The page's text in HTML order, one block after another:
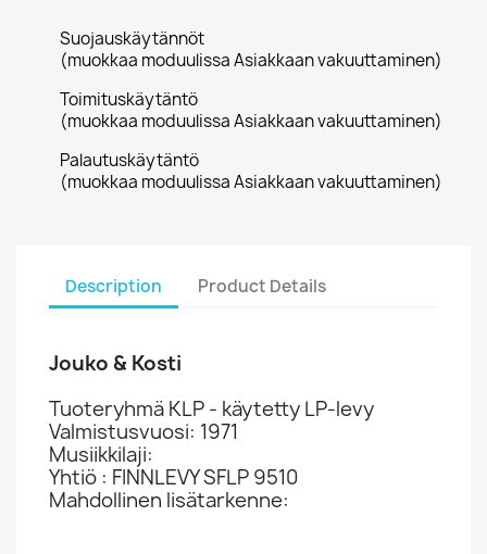
Suojauskäytännöt
(muokkaa moduulissa Asiakkaan vakuuttaminen)
Toimituskäytäntö
(muokkaa moduulissa Asiakkaan vakuuttaminen)
Palautuskäytäntö
(muokkaa moduulissa Asiakkaan vakuuttaminen)
Description Product Details
Jouko & Kosti
Tuoteryhmä KLP - käytetty LP-levy
Valmistusvuosi: 1971
Musiikkilaji:
Yhtiö : FINNLEVY SFLP 9510
Mahdollinen lisätarkenne: